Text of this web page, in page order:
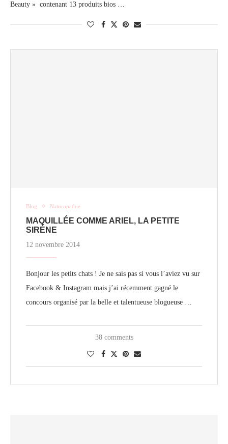
Beauty » contenant 13 produits bios …
Blog Naturopathie
MAQUILLÉE COMME ARIEL, LA PETITE
SIRÈNE
12 novembre 2014
Bonjour les petits chats ! Je ne sais pas si vous l’aviez vu sur
Facebook & Instagram mais j’ai récemment gagné le
concours organisé par la belle et talentueuse blogueuse …
38 comments